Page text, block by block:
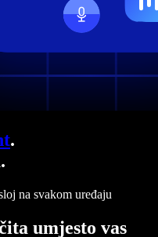
.
na svakom uređaju
umjesto vas